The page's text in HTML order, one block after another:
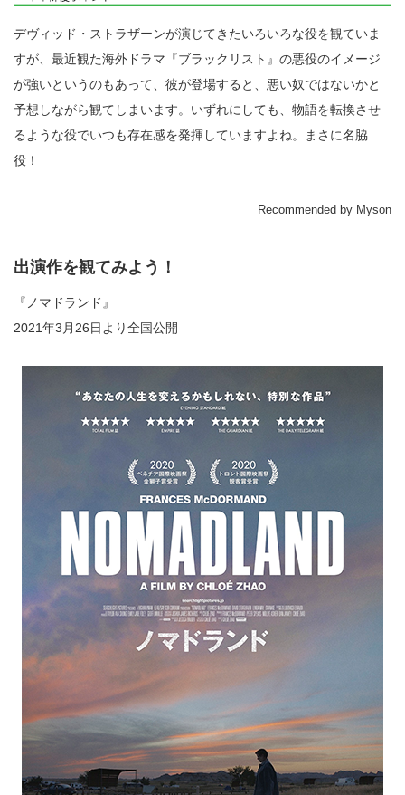
デヴィッド・ストラザーンが演じてきたいろいろな役を観ていま
すが、最近観た海外ドラマ『ブラックリスト』の悪役のイメージ
が強いというのもあって、彼が登場すると、悪い奴ではないかと
予想しながら観てしまいます。いずれにしても、物語を転換させ
るような役でいつも存在感を発揮していますよね。まさに名脇
役！
Recommended by Myson
出演作を観てみよう！
『ノマドランド』
2021年3月26日より全国公開